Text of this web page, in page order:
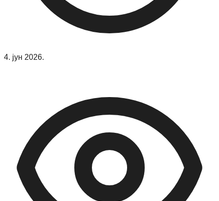
4. јун 2026.